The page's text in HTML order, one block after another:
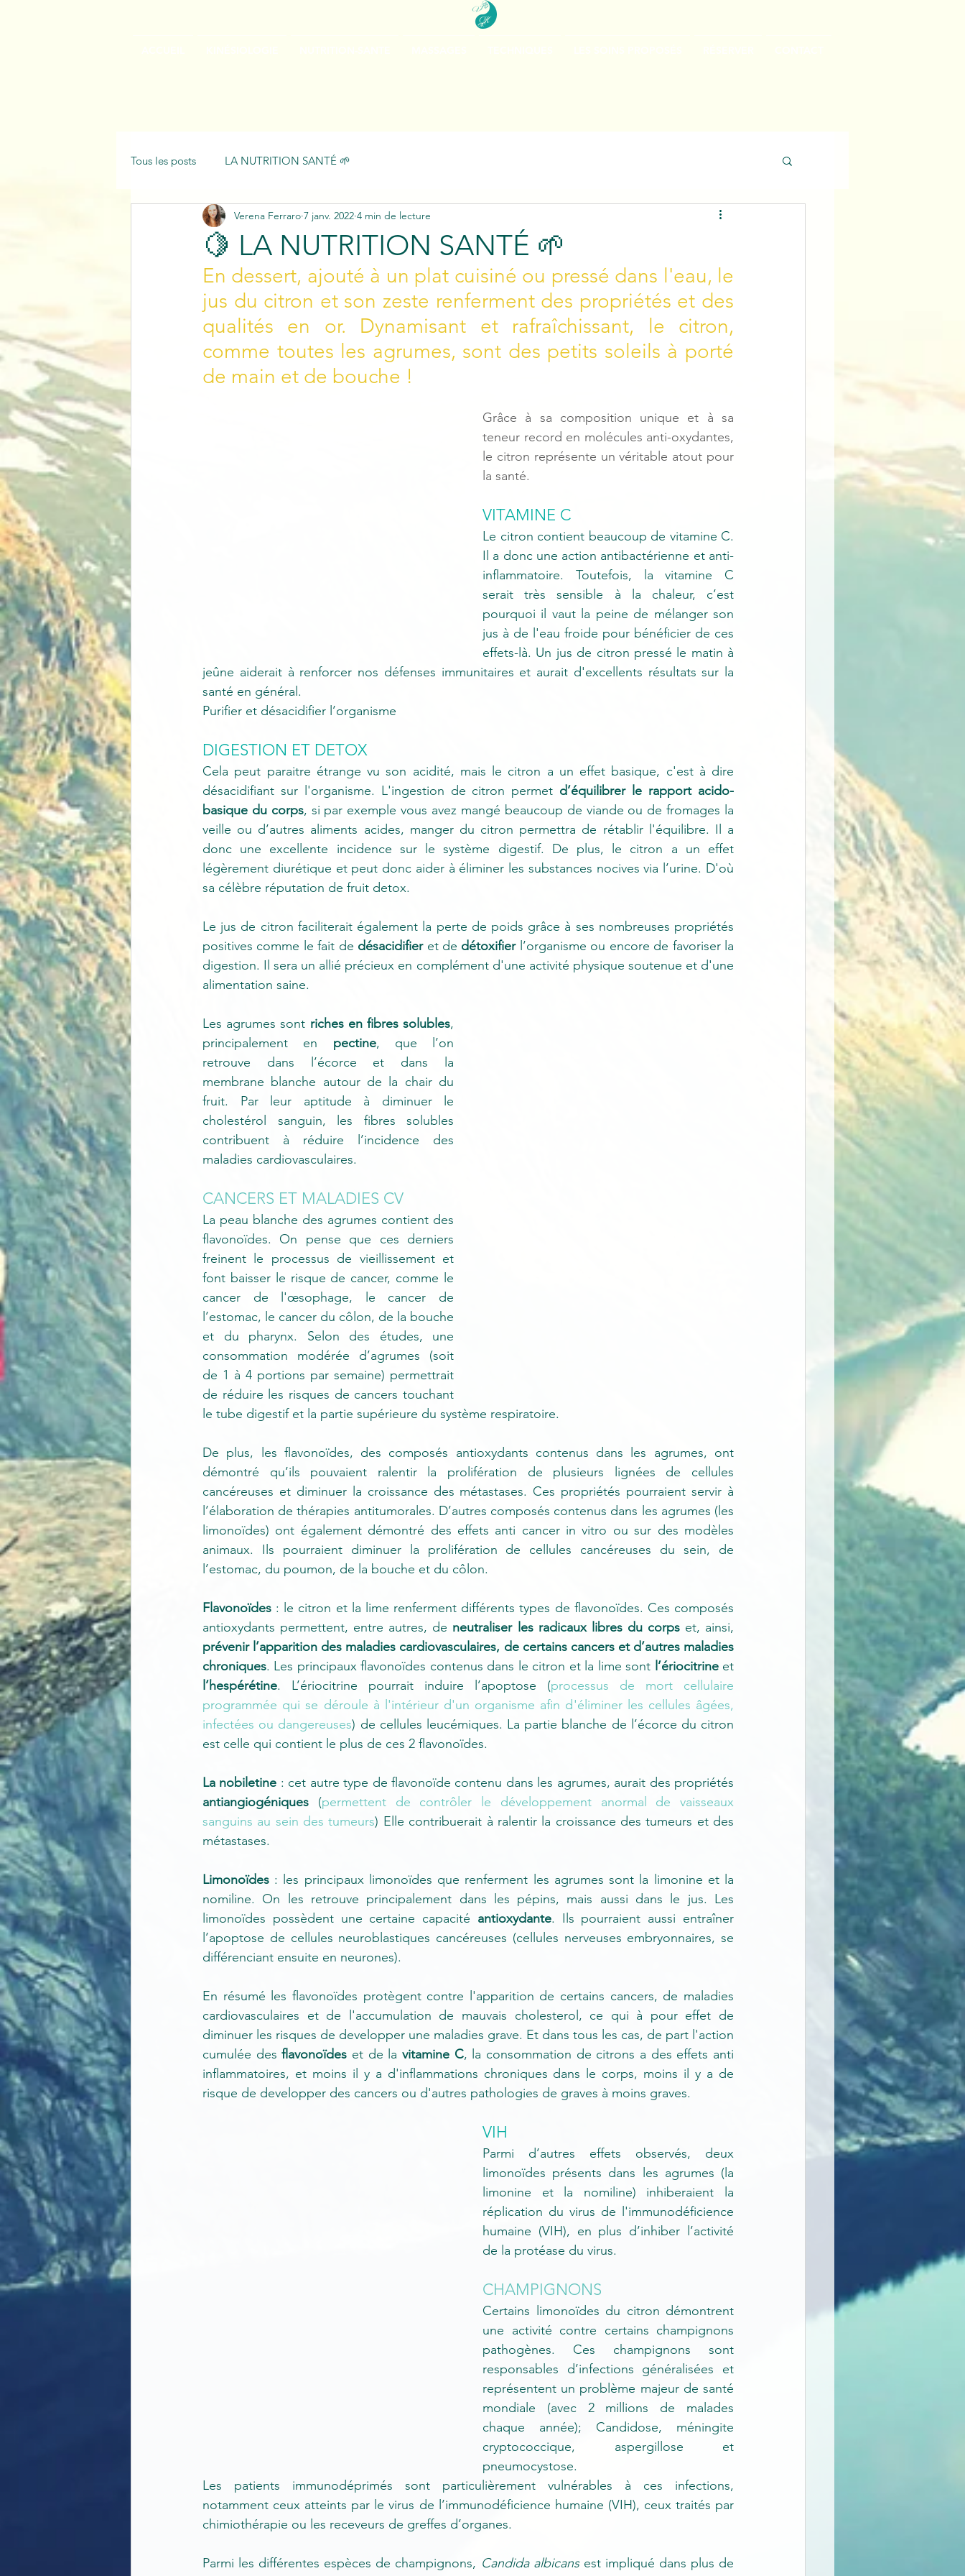
Tous les posts LA NUTRITION SANTÉ 🌱
🍋 LA NUTRITION SANTÉ 🌱
Verena Ferraro 7 janv. 2022 4 min de lecture
En dessert, ajouté à un plat cuisiné ou pressé dans l'eau, le
jus du citron et son zeste renferment des propriétés et des
qualités en or. Dynamisant et rafraîchissant, le citron,
comme toutes les agrumes, sont des petits soleils à porté
de main et de bouche !
Grâce à sa composition unique et à sa
teneur record en molécules anti-oxydantes,
le citron représente un véritable atout pour
la santé.
VITAMINE C
Le citron contient beaucoup de vitamine C.
Il a donc une action antibactérienne et anti-
inflammatoire. Toutefois, la vitamine C
serait très sensible à la chaleur, c’est
pourquoi il vaut la peine de mélanger son
jus à de l'eau froide pour bénéficier de ces
effets-là. Un jus de citron pressé le matin à
jeûne aiderait à renforcer nos défenses immunitaires et aurait d'excellents résultats sur la
santé en général.
Purifier et désacidifier l’organisme
DIGESTION ET DETOX
Cela peut paraitre étrange vu son acidité, mais le citron a un effet basique, c'est à dire
désacidifiant sur l'organisme. L'ingestion de citron permet d’équilibrer le rapport acido-
basique du corps, si par exemple vous avez mangé beaucoup de viande ou de fromages la
veille ou d’autres aliments acides, manger du citron permettra de rétablir l'équilibre. Il a
donc une excellente incidence sur le système digestif. De plus, le citron a un effet
légèrement diurétique et peut donc aider à éliminer les substances nocives via l’urine. D'où
sa célèbre réputation de fruit detox.
Le jus de citron faciliterait également la perte de poids grâce à ses nombreuses propriétés
positives comme le fait de désacidifier et de détoxifier l’organisme ou encore de favoriser la
digestion. Il sera un allié précieux en complément d'une activité physique soutenue et d'une
alimentation saine.
Les agrumes sont riches en fibres solubles,
principalement en pectine, que l’on
retrouve dans l’écorce et dans la
membrane blanche autour de la chair du
fruit. Par leur aptitude à diminuer le
cholestérol sanguin, les fibres solubles
contribuent à réduire l’incidence des
maladies cardiovasculaires.
CANCERS ET MALADIES CV
La peau blanche des agrumes contient des
flavonoïdes. On pense que ces derniers
freinent le processus de vieillissement et
font baisser le risque de cancer, comme le
cancer de l'œsophage, le cancer de
l’estomac, le cancer du côlon, de la bouche
et du pharynx. Selon des études, une
consommation modérée d’agrumes (soit
de 1 à 4 portions par semaine) permettrait
de réduire les risques de cancers touchant
le tube digestif et la partie supérieure du système respiratoire.
De plus, les flavonoïdes, des composés antioxydants contenus dans les agrumes, ont
démontré qu’ils pouvaient ralentir la prolifération de plusieurs lignées de cellules
cancéreuses et diminuer la croissance des métastases. Ces propriétés pourraient servir à
l’élaboration de thérapies antitumorales. D’autres composés contenus dans les agrumes (les
limonoïdes) ont également démontré des effets anti cancer in vitro ou sur des modèles
animaux. Ils pourraient diminuer la prolifération de cellules cancéreuses du sein, de
l’estomac, du poumon, de la bouche et du côlon.
Flavonoïdes : le citron et la lime renferment différents types de flavonoïdes. Ces composés
antioxydants permettent, entre autres, de neutraliser les radicaux libres du corps
prévenir l’apparition des maladies cardiovasculaires, de certains cancers et d’autres maladies
chroniques. Les principaux flavonoïdes contenus dans le citron et la lime sont l’ériocitrine
l’hespérétine. L’ériocitrine pourrait induire l’apoptose (processus de mort cellulaire
programmée qui se déroule à l'intérieur d'un organisme afin d'éliminer les cellules âgées,
infectées ou dangereuses) de cellules leucémiques. La partie blanche de l’écorce du citron
est celle qui contient le plus de ces 2 flavonoïdes.
La nobiletine
antiangiogéniques (permettent de contrôler le développement anormal de vaisseaux
sanguins au sein des tumeurs) Elle contribuerait à ralentir la croissance des tumeurs et des
métastases.
Limonoïdes : les principaux limonoïdes que renferment les agrumes sont la limonine et la
nomiline. On les retrouve principalement dans les pépins, mais aussi dans le jus. Les
limonoïdes possèdent une certaine capacité antioxydante. Ils pourraient aussi entraîner
l’apoptose de cellules neuroblastiques cancéreuses (cellules nerveuses embryonnaires, se
différenciant ensuite en neurones).
En résumé les flavonoïdes protègent contre l'apparition de certains cancers, de maladies
cardiovasculaires et de l'accumulation de mauvais cholesterol, ce qui à pour effet de
diminuer les risques de developper une maladies grave. Et dans tous les cas, de part l'action
cumulée des flavonoïdes et de la vitamine C, la consommation de citrons a des effets anti
inflammatoires, et moins il y a d'inflammations chroniques dans le corps, moins il y a de
risque de developper des cancers ou d'autres pathologies de graves à moins graves.
VIH
Parmi d’autres effets observés, deux
limonoïdes présents dans les agrumes (la
limonine et la nomiline) inhiberaient la
réplication du virus de l'immunodéficience
humaine (VIH), en plus d’inhiber l’activité
de la protéase du virus.
CHAMPIGNONS
Certains limonoïdes du citron démontrent
une activité contre certains champignons
pathogènes. Ces champignons sont
responsables d’infections généralisées et
représentent un problème majeur de santé
mondiale (avec 2 millions de malades
chaque année); Candidose, méningite
cryptococcique, aspergillose et
pneumocystose.
Les patients immunodéprimés sont particulièrement vulnérables à ces infections,
notamment ceux atteints par le virus de l’immunodéficience humaine (VIH), ceux traités par
chimiothérapie ou les receveurs de greffes d’organes.
Parmi les différentes espèces de champignons, Candida albicans est impliqué dans plus de